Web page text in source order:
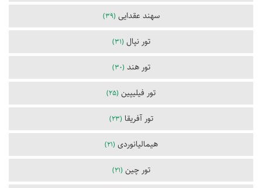
سهند عقدایی (39)
تور نپال (31)
تور هند (30)
تور فیلیپین (25)
تور آفریقا (23)
هیمالیانوردی (21)
تور چین (21)